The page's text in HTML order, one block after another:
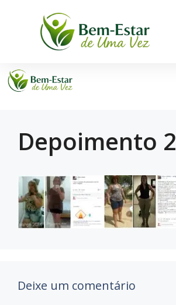
Depoimento 2
Deixe um comentário